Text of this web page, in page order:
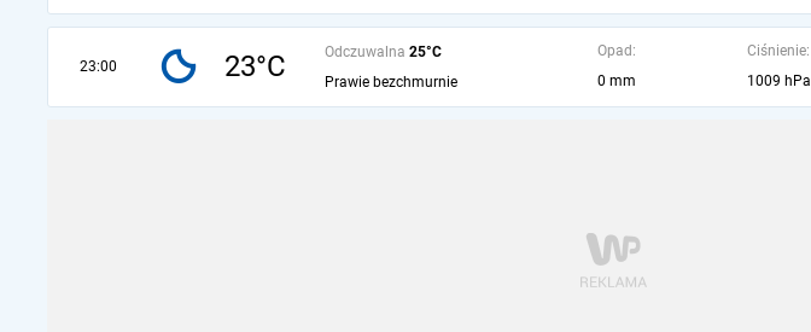
23:00 23°C Odczuwalna 25°C
Prawie bezchmurnie
Opad:
0 mm
Ciśnienie:
1009 hPa